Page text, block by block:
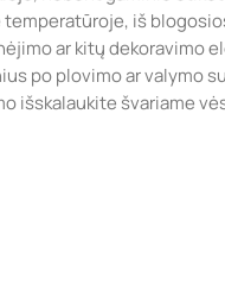
iš
ar kitų dekoravimo
po plovimo ar valymo
išskalaukite švariame